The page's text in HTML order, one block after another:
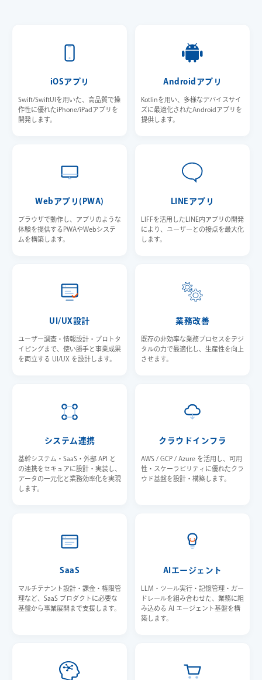
iOSアプリ
Swift/SwiftUIを用いた、高品質で操
作性に優れたiPhone/iPadアプリを
開発します。
Androidアプリ
Kotlinを用い、多様なデバイスサイ
ズに最適化されたAndroidアプリを
提供します。
Webアプリ(PWA)
ブラウザで動作し、アプリのような
体験を提供するPWAやWebシステ
ムを構築します。
LINEアプリ
LIFFを活用したLINE内アプリの開発
により、ユーザーとの接点を最大化
します。
UI/UX設計
ユーザー調査・情報設計・プロトタ
イピングまで、使い勝手と事業成果
を両立する UI/UX を設計します。
業務改善
既存の非効率な業務プロセスをデジ
タルの力で最適化し、生産性を向上
させます。
システム連携
基幹システム・SaaS・外部 API と
の連携をセキュアに設計・実装し、
データの一元化と業務効率化を実現
します。
クラウドインフラ
AWS / GCP / Azure を活用し、可用
性・スケーラビリティに優れたクラ
ウド基盤を設計・構築します。
SaaS
マルチテナント設計・課金・権限管
理など、SaaS プロダクトに必要な
基盤から事業展開まで支援します。
AIエージェント
LLM・ツール実行・記憶管理・ガー
ドレールを組み合わせた、業務に組
み込める AI エージェント基盤を構
築します。